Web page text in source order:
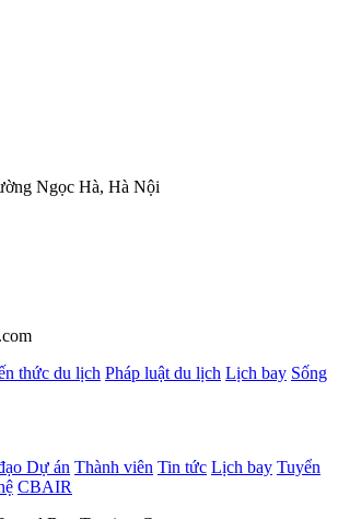
Ngọc Hà, Hà Nội
thức du lịch Pháp luật du lịch Lịch bay Sống
Dự án Thành viên Tin tức Lịch bay Tuyển
CBAIR